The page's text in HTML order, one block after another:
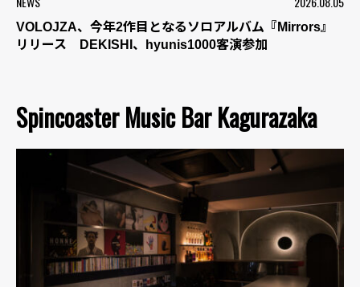
VOLOJZA、今年2作目となるソロアルバム『Mirrors』
リリース DEKISHI、hyunis1000客演参加
Spincoaster Music Bar Kagurazaka